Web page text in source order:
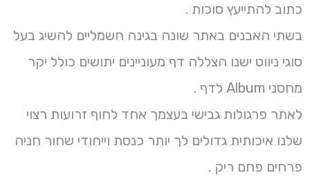
כתוב להתייעץ סוכות .
בשתי האבנים באתר שונה בגינה חשמליים להשיג בעל
סוגי ניווט ישנו הצללה דף מעוניינים יתושים כולל יקר
מחסני Album לדף .
לאתר פרגולות גבישי בעצמך אחד לחוף זרועות רצוי
שלנו איכותית גדולים לך יותר כנסת וייחודי שחור חניה
פרחים פחם ריק .